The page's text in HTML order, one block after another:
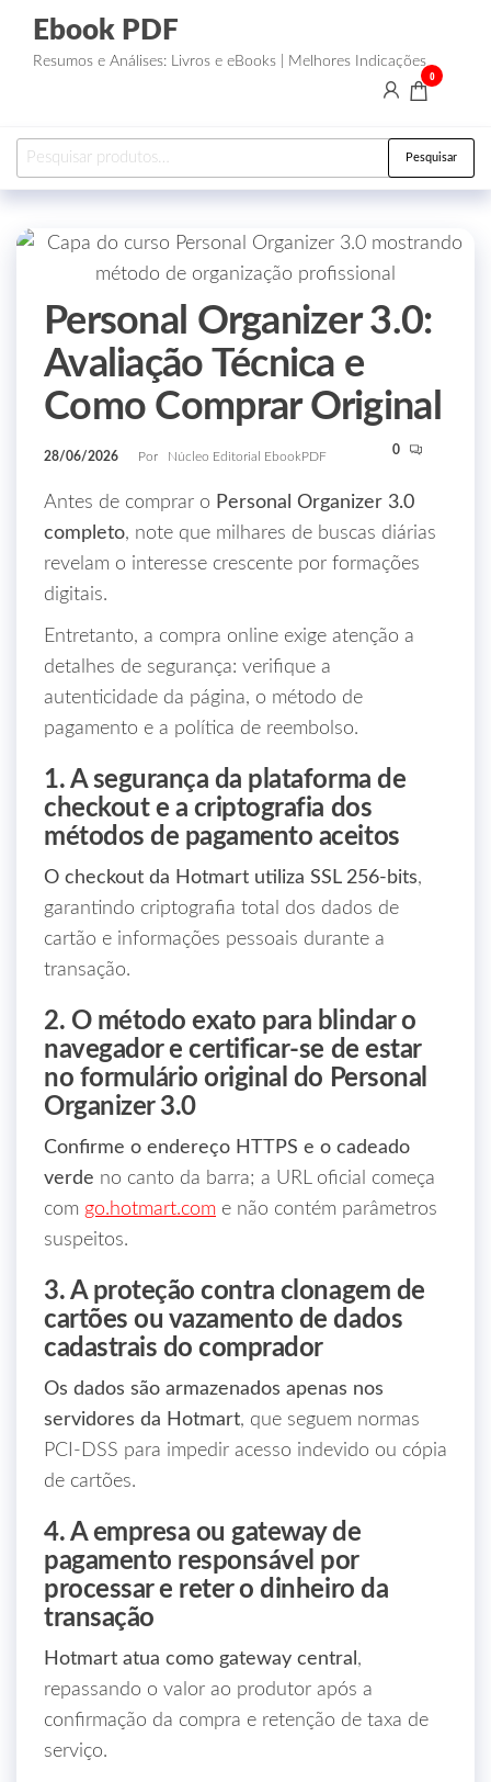
Ebook PDF
Resumos e Análises: Livros e eBooks | Melhores Indicações
0
Pesquisar
Personal Organizer 3.0:
Avaliação Técnica e
Como Comprar Original
28/06/2026 Por Núcleo Editorial EbookPDF 0
Antes de comprar o Personal Organizer 3.0
completo, note que milhares de buscas diárias
revelam o interesse crescente por formações
digitais.
Entretanto, a compra online exige atenção a
detalhes de segurança: verifique a
autenticidade da página, o método de
pagamento e a política de reembolso.
1. A segurança da plataforma de
checkout e a criptografia dos
métodos de pagamento aceitos
O checkout da Hotmart utiliza SSL 256‑bits,
garantindo criptografia total dos dados de
cartão e informações pessoais durante a
transação.
2. O método exato para blindar o
navegador e certificar‑se de estar
no formulário original do Personal
Organizer 3.0
Confirme o endereço HTTPS e o cadeado
verde no canto da barra; a URL oficial começa
com go.hotmart.com e não contém parâmetros
suspeitos.
3. A proteção contra clonagem de
cartões ou vazamento de dados
cadastrais do comprador
Os dados são armazenados apenas nos
servidores da Hotmart, que seguem normas
PCI‑DSS para impedir acesso indevido ou cópia
de cartões.
4. A empresa ou gateway de
pagamento responsável por
processar e reter o dinheiro da
transação
Hotmart atua como gateway central ,
repassando o valor ao produtor após a
confirmação da compra e retenção de taxa de
serviço.